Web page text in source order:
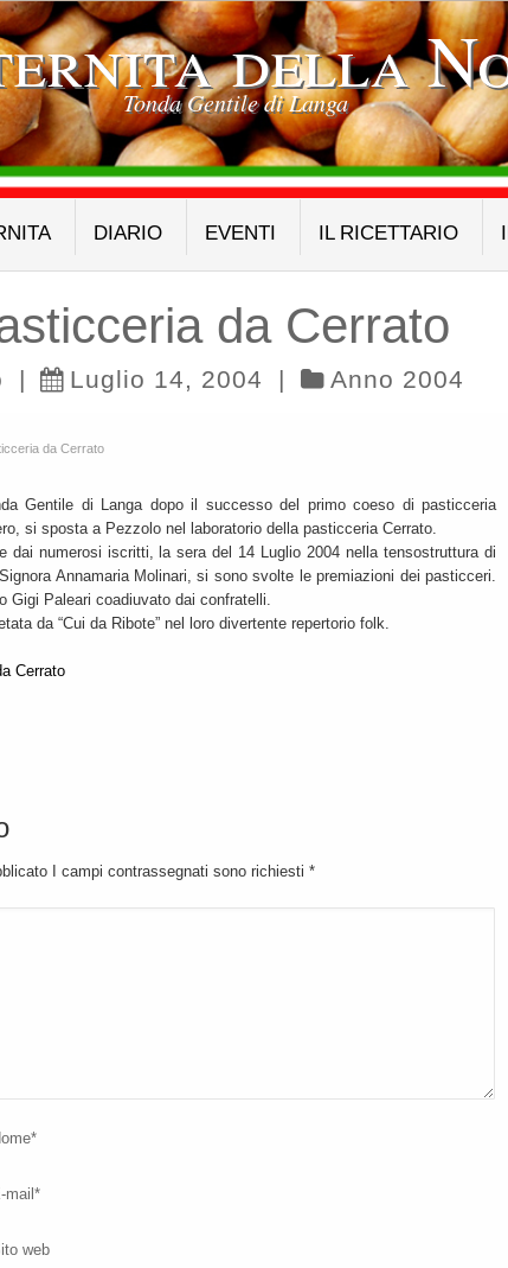
della
Tonda Gentile di Langa
DIARIO EVENTI IL RICETTARIO
da Cerrato
| Luglio 14, 2004 | Anno 2004
da Cerrato
Gentile di Langa dopo il successo del primo coeso di pasticceria
si sposta a Pezzolo nel laboratorio della pasticceria Cerrato.
dai numerosi iscritti, la sera del 14 Luglio 2004 nella tensostruttura di
Annamaria Molinari, si sono svolte le premiazioni dei pasticceri.
Gigi Paleari coadiuvato dai confratelli.
da “Cui da Ribote” nel loro divertente repertorio folk.
I campi contrassegnati sono richiesti *
*
mail *
web